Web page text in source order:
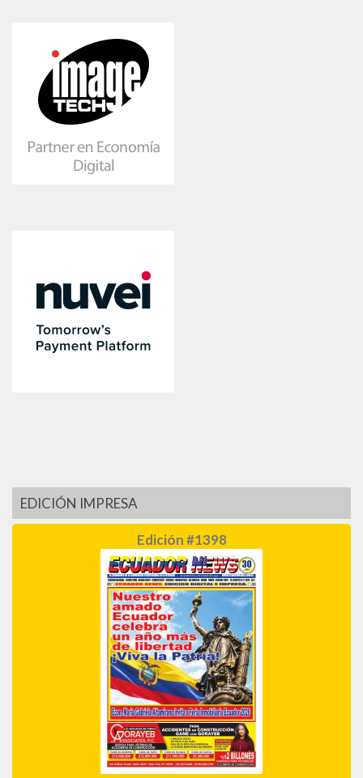
EDICIÓN IMPRESA
Edición #1398